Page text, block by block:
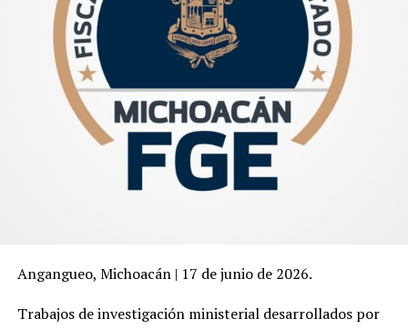
Angangueo, Michoacán | 17 de junio de 2026.
Trabajos de investigación ministerial desarrollados por